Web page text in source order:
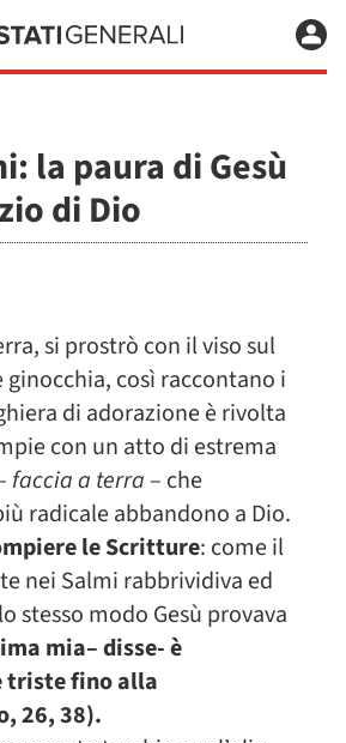
la paura di Gesù
di Dio
si prostrò con il viso sul
ginocchia, così raccontano i
di adorazione è rivolta
con un atto di estrema
faccia a terra – che
radicale abbandono a Dio.
le Scritture: come il
nei Salmi rabbrividiva ed
stesso modo Gesù provava
mia– disse- è
triste fino alla
26, 38).